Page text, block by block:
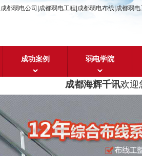
成都弱电公司|成都弱电工程|成都弱电布线|成都弱
成功案例 弱电学院
成都海辉千讯欢迎您